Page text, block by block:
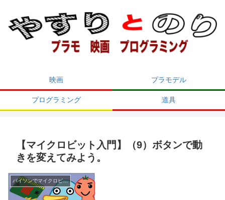
映画 プラモデル
プログラミング 道具
【マイクロビット入門】（9）ボタンで動
きを変えてみよう。
パイソンでマイクロビット